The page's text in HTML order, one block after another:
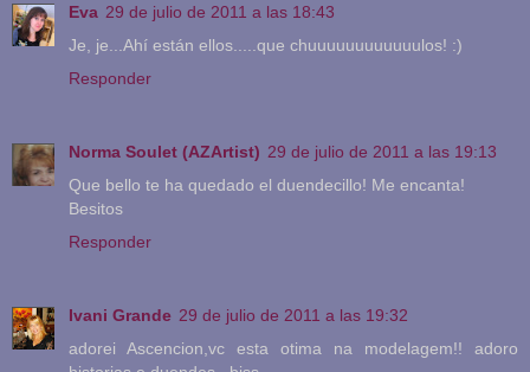
Eva 29 de julio de 2011 a las 18:43
Je, je...Ahí están ellos.....que chuuuuuuuuuuuulos! :)
Responder
Norma Soulet (AZArtist) 29 de julio de 2011 a las 19:13
Que bello te ha quedado el duendecillo! Me encanta!
Besitos
Responder
Ivani Grande 29 de julio de 2011 a las 19:32
adorei Ascencion,vc esta otima na modelagem!! adoro